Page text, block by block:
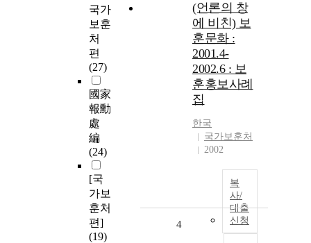
국가
보훈
처
편
(27)
國家
報勳
處
編
(24)
[국
가보
훈처
편]
(19)
(언론의 창
에 비친) 보
훈문화 :
2001.4-
2002.6 : 보
훈홍보사례
집
한국
국가보훈처
2002
복
사/
대출
신청
4